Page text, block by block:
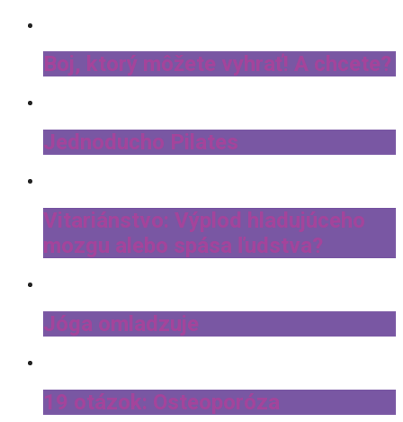
Boj, ktorý môžete vyhrať! A chcete?
Jednoducho Pilates
Vitariánstvo: Výplod hladujúceho
mozgu alebo spása ľudstva?
Jóga omladzuje
19 otázok: Osteoporóza